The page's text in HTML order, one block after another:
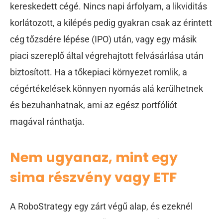
kereskedett cégé. Nincs napi árfolyam, a likviditás
korlátozott, a kilépés pedig gyakran csak az érintett
cég tőzsdére lépése (IPO) után, vagy egy másik
piaci szereplő által végrehajtott felvásárlása után
biztosított. Ha a tőkepiaci környezet romlik, a
cégértékelések könnyen nyomás alá kerülhetnek
és bezuhanhatnak, ami az egész portfóliót
magával ránthatja.
Nem ugyanaz, mint egy
sima részvény vagy ETF
A RoboStrategy egy zárt végű alap, és ezeknél